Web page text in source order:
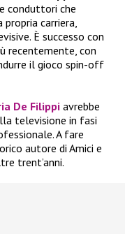
conduttori che
carriera,
È successo con
recentemente, con
il gioco spin-off
De Filippi avrebbe
televisione in fasi
A fare
autore di Amici e
trent’anni.